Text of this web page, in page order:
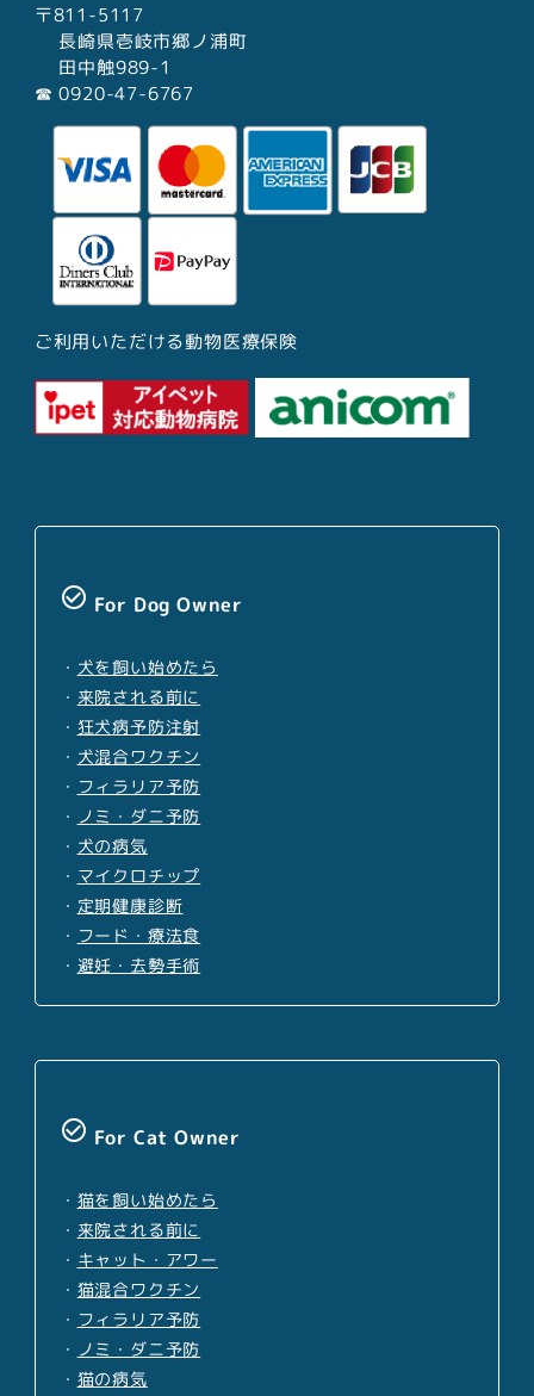
〒811-5117
長崎県壱岐市郷ノ浦町
田中触989-1
☎︎ 0920-47-6767
ご利用いただける動物医療保険
check_circle_outline For Dog Owner
・ 犬を飼い始めたら
・ 来院される前に
・ 狂犬病予防注射
・ 犬混合ワクチン
・ フィラリア予防
・ ノミ・ダニ予防
・ 犬の病気
・ マイクロチップ
・ 定期健康診断
・ フード・療法食
・ 避妊・去勢手術
check_circle_outline For Cat Owner
・ 猫を飼い始めたら
・ 来院される前に
・ キャット・アワー
・ 猫混合ワクチン
・ フィラリア予防
・ ノミ・ダニ予防
・ 猫の病気